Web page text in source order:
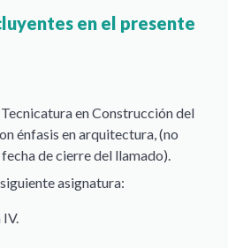
en el presente
en Construcción del
énfasis en arquitectura, (no
de cierre del llamado).
asignatura: